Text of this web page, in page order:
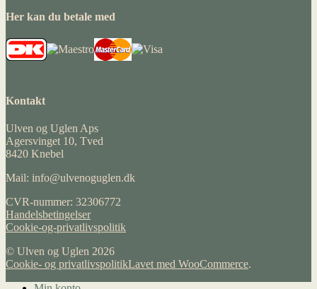
Her kan du betale med
Kontakt
Ulven og Uglen Aps
Agersvinget 10, Tved
8420 Knebel
Mail: info@ulvenoguglen.dk
CVR-nummer: 32306772
Handelsbetingelser
Cookie-og-privatlivspolitik
© Ulven og Uglen 2026
Cookie- og privatlivspolitikLavet med WooCommerce.